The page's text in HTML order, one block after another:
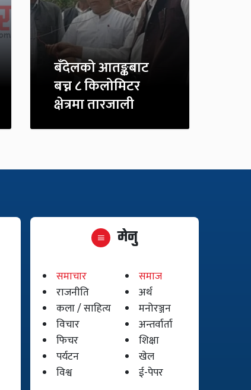
बँदेलको आतङ्कबाट
बच्न ८ किलोमिटर
क्षेत्रमा तारजाली
मेनु
समाचार
समाज
राजनीति
अर्थ
कला / साहित्य
मनोरञ्जन
विचार
अन्तर्वार्ता
फिचर
शिक्षा
पर्यटन
खेल
विश्व
ई-पेपर